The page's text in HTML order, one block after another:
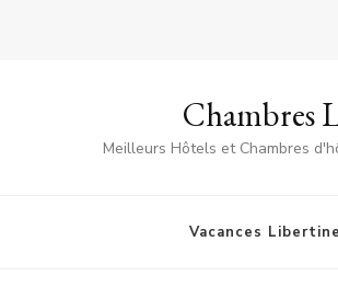
Chambres
Meilleurs Hôtels et Chambres
Vacances